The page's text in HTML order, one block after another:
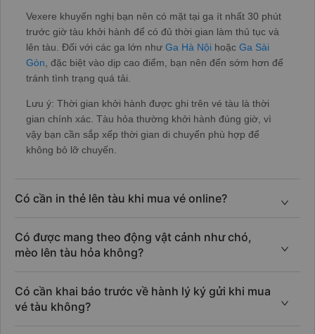
Vexere khuyến nghị bạn nên có mặt tại ga ít nhất 30 phút
trước giờ tàu khởi hành để có đủ thời gian làm thủ tục và
lên tàu. Đối với các ga lớn như Ga Hà Nội hoặc Ga Sài
Gòn , đặc biệt vào dịp cao điểm, bạn nên đến sớm hơn để
tránh tình trạng quá tải.
Lưu ý: Thời gian khởi hành được ghi trên vé tàu là thời
gian chính xác. Tàu hỏa thường khởi hành đúng giờ, vì
vậy bạn cần sắp xếp thời gian di chuyển phù hợp để
không bỏ lỡ chuyến.
Có cần in thẻ lên tàu khi mua vé online?
Có được mang theo động vật cảnh như chó,
mèo lên tàu hỏa không?
Có cần khai báo trước về hành lý ký gửi khi mua
vé tàu không?